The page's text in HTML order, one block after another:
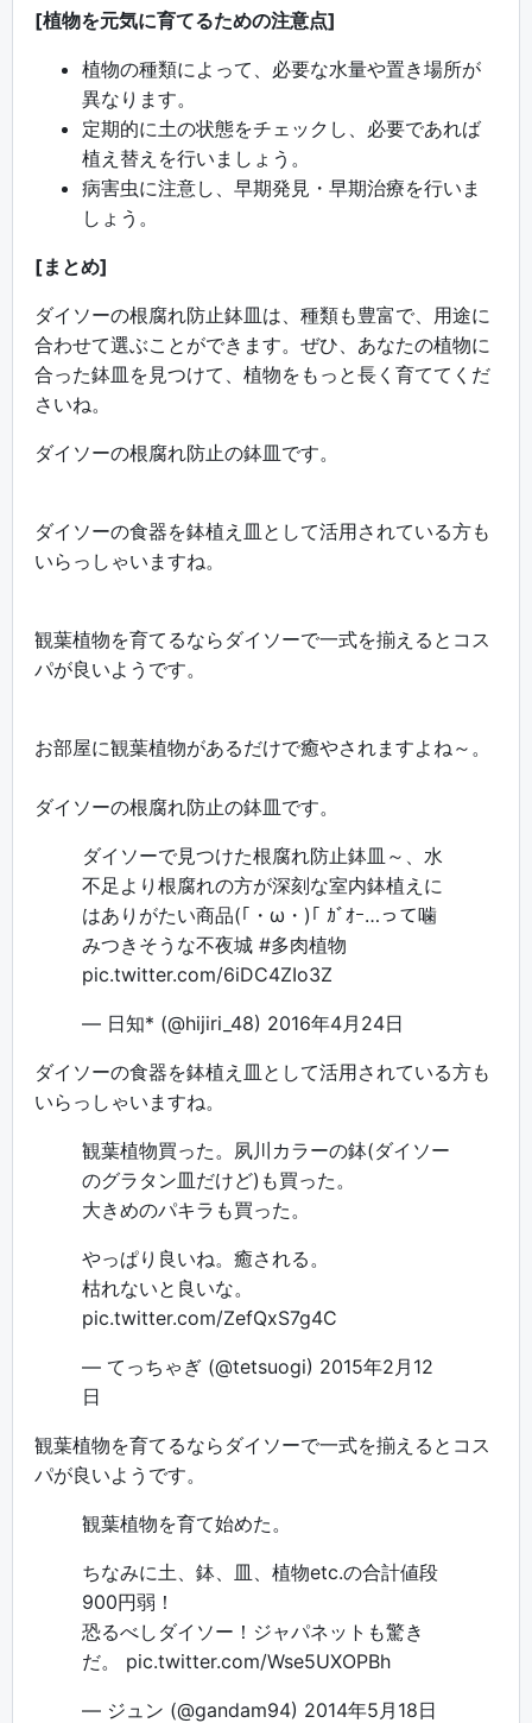
[植物を元気に育てるための注意点]
植物の種類によって、必要な水量や置き場所が
異なります。
定期的に土の状態をチェックし、必要であれば
植え替えを行いましょう。
病害虫に注意し、早期発見・早期治療を行いま
しょう。
[まとめ]
ダイソーの根腐れ防止鉢皿は、種類も豊富で、用途に
合わせて選ぶことができます。ぜひ、あなたの植物に
合った鉢皿を見つけて、植物をもっと長く育ててくだ
さいね。
ダイソーの根腐れ防止の鉢皿です。
ダイソーの食器を鉢植え皿として活用されている方も
いらっしゃいますね。
観葉植物を育てるならダイソーで一式を揃えるとコス
パが良いようです。
お部屋に観葉植物があるだけで癒やされますよね～。
ダイソーの根腐れ防止の鉢皿です。
ダイソーで見つけた根腐れ防止鉢皿～、水
不足より根腐れの方が深刻な室内鉢植えに
はありがたい商品(｢・ω・)｢ ｶﾞｵｰ…って噛
みつきそうな不夜城 #多肉植物
pic.twitter.com/6iDC4ZIo3Z
— 日知* (@hijiri_48) 2016年4月24日
ダイソーの食器を鉢植え皿として活用されている方も
いらっしゃいますね。
観葉植物買った。夙川カラーの鉢(ダイソー
のグラタン皿だけど)も買った。
大きめのパキラも買った。
やっぱり良いね。癒される。
枯れないと良いな。
pic.twitter.com/ZefQxS7g4C
— てっちゃぎ (@tetsuogi) 2015年2月12
日
観葉植物を育てるならダイソーで一式を揃えるとコス
パが良いようです。
観葉植物を育て始めた。
ちなみに土、鉢、皿、植物etc.の合計値段
900円弱！
恐るべしダイソー！ジャパネットも驚き
だ。 pic.twitter.com/Wse5UXOPBh
— ジュン (@gandam94) 2014年5月18日